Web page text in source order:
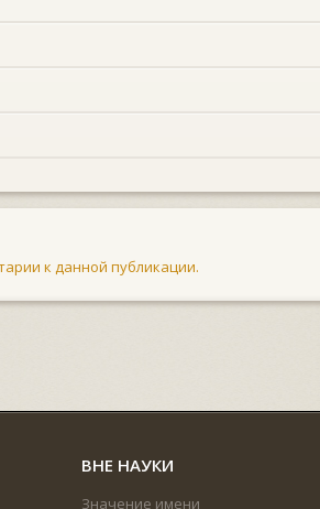
к данной публикации.
ВНЕ НАУКИ
Значение имени